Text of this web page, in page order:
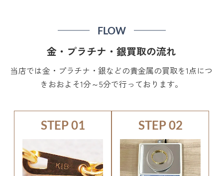
FLOW
金・プラチナ・銀買取の流れ
当店では金・プラチナ・銀などの貴金属の買取を1点につ
きおおよそ1分～5分で行っております。
STEP 01 STEP 02